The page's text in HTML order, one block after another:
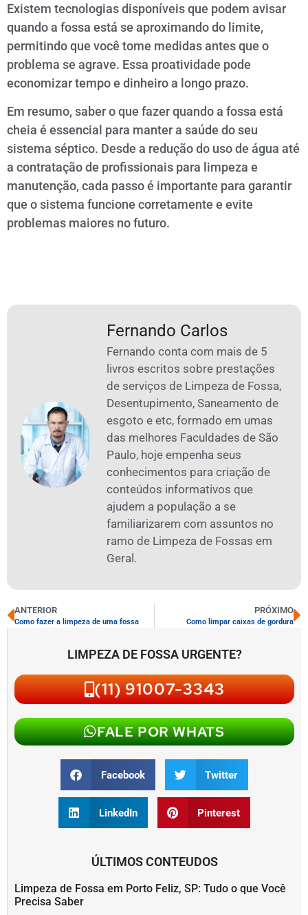
Existem tecnologias disponíveis que podem avisar
quando a fossa está se aproximando do limite,
permitindo que você tome medidas antes que o
problema se agrave. Essa proatividade pode
economizar tempo e dinheiro a longo prazo.
Em resumo, saber o que fazer quando a fossa está
cheia é essencial para manter a saúde do seu
sistema séptico. Desde a redução do uso de água até
a contratação de profissionais para limpeza e
manutenção, cada passo é importante para garantir
que o sistema funcione corretamente e evite
problemas maiores no futuro.
Fernando Carlos
Fernando conta com mais de 5
livros escritos sobre prestações
de serviços de Limpeza de Fossa,
Desentupimento, Saneamento de
esgoto e etc, formado em umas
das melhores Faculdades de São
Paulo, hoje empenha seus
conhecimentos para criação de
conteúdos informativos que
ajudem a população a se
familiarizarem com assuntos no
ramo de Limpeza de Fossas em
Geral.
ANTERIOR
Como fazer a limpeza de uma fossa
PRÓXIMO
Como limpar caixas de gordura
LIMPEZA DE FOSSA URGENTE?
(11) 91007-3343
FALE POR WHATS
Facebook Twitter
LinkedIn Pinterest
ÚLTIMOS CONTEUDOS
Limpeza de Fossa em Porto Feliz, SP: Tudo o que Você
Precisa Saber